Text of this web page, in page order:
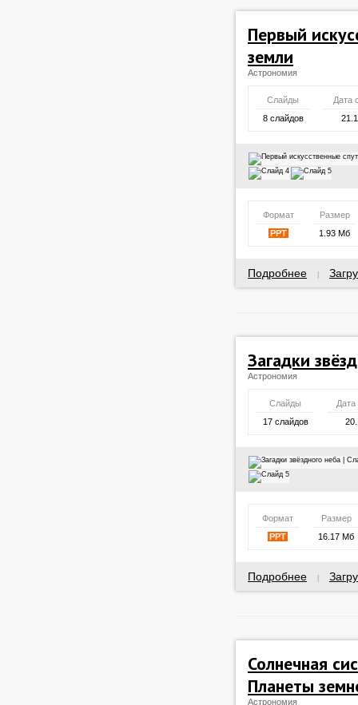
Первый
земли
Астрономия
Слайды
Дата
8 слайдов
Формат
Размер
PPT
1.93 Мб
Подробнее
Загадки
Астрономия
Слайды
Дата
17 слайдов
Формат
Размер
PPT
16.17 Мб
Подробнее
Солнечная
Планеты
Астрономия